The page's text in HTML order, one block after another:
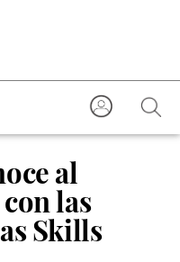
al
las
Skills